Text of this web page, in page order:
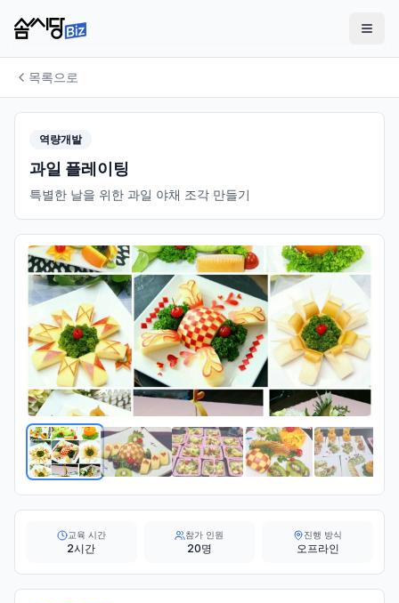
목록으로
역량개발
과일 플레이팅
특별한 날을 위한 과일 야채 조각 만들기
교육 시간
2시간
참가 인원
20명
진행 방식
오프라인